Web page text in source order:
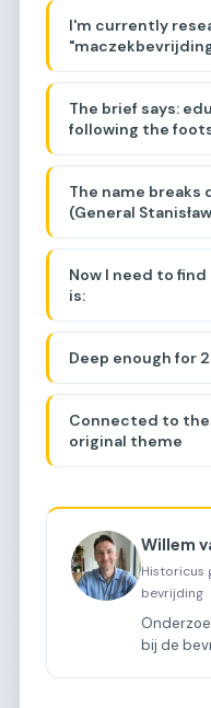
I'm currently
its history and
appears to be
commemorating
Polish liberation
WWII, specifically
Nassau/Breda
sub-sub-niche.
The brief says:
following the
Armored
Breda area,
The name breaks
(General
(liberation) +
(journey/march/
Now I need to
is:
Deep enough for
Connected to the
original theme
Willem
Historicus
bevrijding
bij de